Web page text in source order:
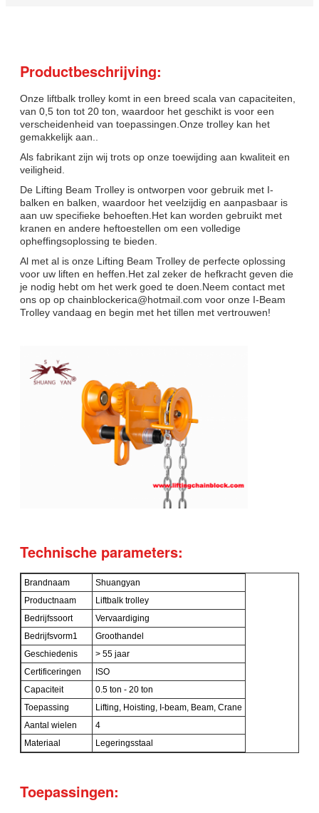
Productbeschrijving:
Onze liftbalk trolley komt in een breed scala van capaciteiten,
van 0,5 ton tot 20 ton, waardoor het geschikt is voor een
verscheidenheid van toepassingen.Onze trolley kan het
gemakkelijk aan..
Als fabrikant zijn wij trots op onze toewijding aan kwaliteit en
veiligheid.
De Lifting Beam Trolley is ontworpen voor gebruik met I-
balken en balken, waardoor het veelzijdig en aanpasbaar is
aan uw specifieke behoeften.Het kan worden gebruikt met
kranen en andere heftoestellen om een volledige
opheffingsoplossing te bieden.
Al met al is onze Lifting Beam Trolley de perfecte oplossing
voor uw liften en heffen.Het zal zeker de hefkracht geven die
je nodig hebt om het werk goed te doen.Neem contact met
ons op op chainblockerica@hotmail.com voor onze I-Beam
Trolley vandaag en begin met het tillen met vertrouwen!
Technische parameters:
Brandnaam
Shuangyan
Productnaam
Liftbalk trolley
Bedrijfssoort
Vervaardiging
Bedrijfsvorm1
Groothandel
Geschiedenis
> 55 jaar
Certificeringen
ISO
Capaciteit
0.5 ton - 20 ton
Toepassing
Lifting, Hoisting, I-beam, Beam, Crane
Aantal wielen
4
Materiaal
Legeringsstaal
Toepassingen: